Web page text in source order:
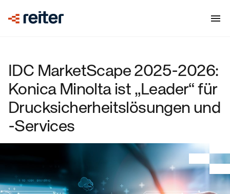
IDC MarketScape 2025-2026:
Konica Minolta ist „Leader“ für
Drucksicherheitslösungen und
-Services